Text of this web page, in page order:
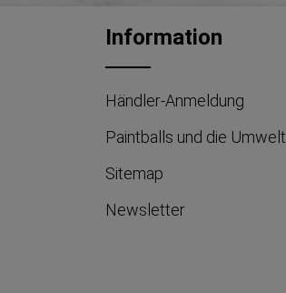
Information
Händler-Anmeldung
Paintballs und die Umwelt
Sitemap
Newsletter